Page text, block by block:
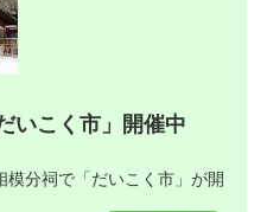
いこく市」開催中
分祠で「だいこく市」が開